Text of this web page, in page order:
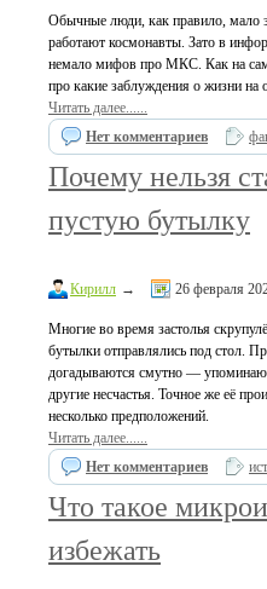
Обычные люди, как правило, мало
работают космонавты. Зато в
немало мифов про МКС. Как на
про какие заблуждения о жизни на
Читать далее......
Нет комментариев
Почему нельзя
пустую бутылку
Кирилл → 26 февраля
Многие во время застолья
бутылки отправлялись под стол.
догадываются смутно —
другие несчастья. Точное же её
несколько предположений.
Читать далее......
Нет комментариев
Что такое
избежать